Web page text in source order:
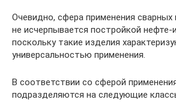
Очевидно, сфера применения
не исчерпывается постройкой нефте-
поскольку такие изделия
универсальностью применения.
В соответствии со сферой
подразделяются на следующие